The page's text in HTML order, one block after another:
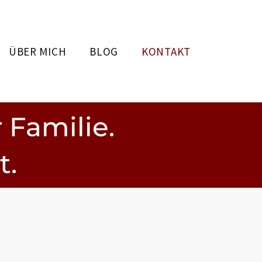
ÜBER MICH BLOG KONTAKT
Familie.